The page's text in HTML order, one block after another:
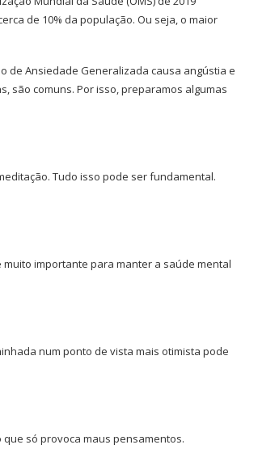
de 10% da população. Ou seja, o maior
de Ansiedade Generalizada causa angústia e
são comuns. Por isso, preparamos algumas
Tudo isso pode ser fundamental.
importante para manter a saúde mental
num ponto de vista mais otimista pode
só provoca maus pensamentos.